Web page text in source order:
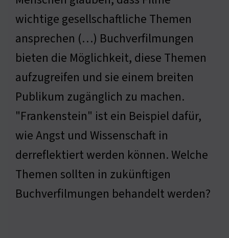
wichtige gesellschaftliche Themen
ansprechen (…) Buchverfilmungen
bieten die Möglichkeit, diese Themen
aufzugreifen und sie einem breiten
Publikum zugänglich zu machen.
"Frankenstein" ist ein Beispiel dafür,
wie Angst und Wissenschaft in
derreflektiert werden können. Welche
Themen sollten in zukünftigen
Buchverfilmungen behandelt werden?